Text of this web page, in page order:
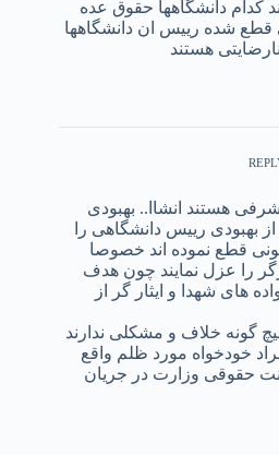
کدام دانشگاهها حقوق عده
قطع شده رییس ان دانشگاهها
هستند
هستند انشاا.. بهبودی
رییس دانشگاهی را
قطع نموده اند خصوصا
را عزل نمایند چون هدف
های شهدا و ایثار گر از
گونه خلاف و مشکلی ندارند
خودخواه مورد ظلم واقع
حقوقی وزارت در جریان